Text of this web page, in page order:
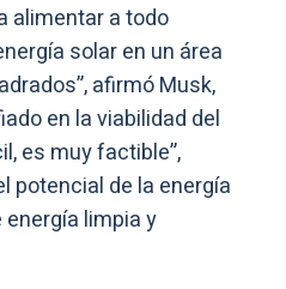
alimentar a todo
solar en un área
afirmó Musk,
en la viabilidad del
es muy factible”,
potencial de la energía
limpia y